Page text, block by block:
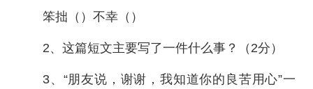
笨拙（）不幸（）
2、这篇短文主要写了一件什么事？（2分）
3、“朋友说，谢谢，我知道你的良苦用心”一